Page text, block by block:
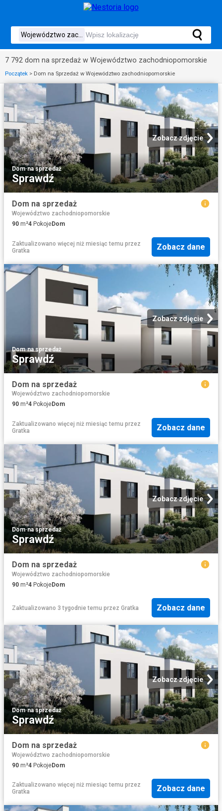
7 792 dom na sprzedaż w Województwo zachodniopomorskie
Początek > Dom na Sprzedaż w Województwo zachodniopomorskie
Zobacz zdjęcie
Dom·na sprzedaż
Sprawdź
Dom na sprzedaż
Województwo zachodniopomorskie
90 m²4 PokojeDom
Zaktualizowano więcej niż miesiąc temu przez
Gratka
Zobacz dane
Zobacz zdjęcie
Dom·na sprzedaż
Sprawdź
Dom na sprzedaż
Województwo zachodniopomorskie
90 m²4 PokojeDom
Zaktualizowano więcej niż miesiąc temu przez
Gratka
Zobacz dane
Zobacz zdjęcie
Dom·na sprzedaż
Sprawdź
Dom na sprzedaż
Województwo zachodniopomorskie
90 m²4 PokojeDom
Zaktualizowano 3 tygodnie temu przez Gratka Zobacz dane
Zobacz zdjęcie
Dom·na sprzedaż
Sprawdź
Dom na sprzedaż
Województwo zachodniopomorskie
90 m²4 PokojeDom
Zaktualizowano więcej niż miesiąc temu przez
Gratka
Zobacz dane